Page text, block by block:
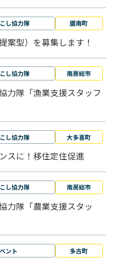
し協力隊 鋸南町
案型）を募集します！
し協力隊 南房総市
力隊「漁業支援スタッフ
し協力隊 大多喜町
スに！移住定住促進
し協力隊 南房総市
力隊「農業支援スタッ
ント 多古町